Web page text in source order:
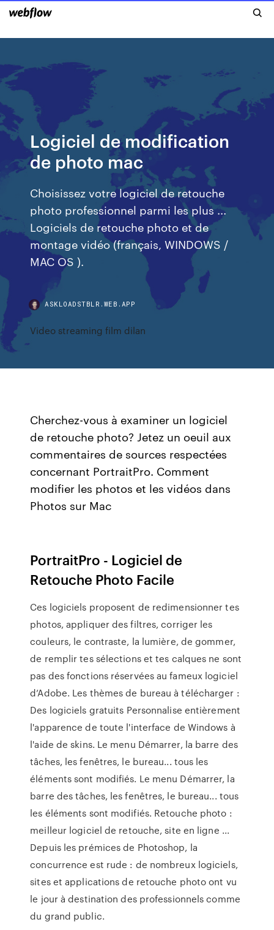
Logiciel de modification
de photo mac
Choisissez votre logiciel de retouche
photo professionnel parmi les plus ...
Logiciels de retouche photo et de
montage vidéo (français, WINDOWS /
MAC OS ).
ASKLOADSTBLR.WEB.APP
Video streaming film dilan
Cherchez-vous à examiner un logiciel
de retouche photo? Jetez un oeuil aux
commentaires de sources respectées
concernant PortraitPro. Comment
modifier les photos et les vidéos dans
Photos sur Mac
PortraitPro - Logiciel de
Retouche Photo Facile
Ces logiciels proposent de redimensionner tes
photos, appliquer des filtres, corriger les
couleurs, le contraste, la lumière, de gommer,
de remplir tes sélections et tes calques ne sont
pas des fonctions réservées au fameux logiciel
d’Adobe. Les thèmes de bureau à télécharger :
Des logiciels gratuits Personnalise entièrement
l'apparence de toute l'interface de Windows à
l'aide de skins. Le menu Démarrer, la barre des
tâches, les fenêtres, le bureau... tous les
éléments sont modifiés. Le menu Démarrer, la
barre des tâches, les fenêtres, le bureau... tous
les éléments sont modifiés. Retouche photo :
meilleur logiciel de retouche, site en ligne ...
Depuis les prémices de Photoshop, la
concurrence est rude : de nombreux logiciels,
sites et applications de retouche photo ont vu
le jour à destination des professionnels comme
du grand public.